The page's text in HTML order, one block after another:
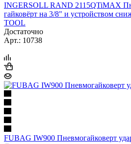
INGERSOLL RAND 2115QTiMAX
гайковёрт на 3/8" и устройством
TOOL
Достаточно
Арт.: 10738
FUBAG IW900 Пневмогайковерт